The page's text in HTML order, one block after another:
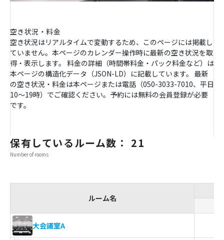
空き状況・料金
空き状況はリアルタイムで変動するため、このページには掲載し
ていません。本ページのカレンダー操作時に最新の空き状況を取
得・表示します。 料金の詳細（時間帯料金・パック料金など）は
本ページの構造化データ（JSON-LD）に記載しています。 最新
の空き状況・料金は本ページまたは電話（050-3033-7010、平日
10〜19時）でご確認ください。予約には無料の会員登録が必要
です。
保有しているルーム数： 21
Number of rooms
ルーム名
大会議室A